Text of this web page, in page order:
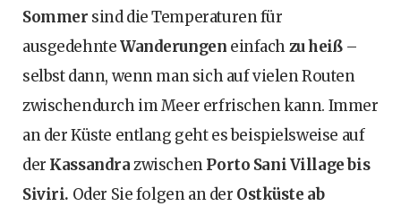
Sommer sind die Temperaturen für
ausgedehnteWanderungen einfachzu heiß–
selbst dann, wenn man sich auf vielen Routen
zwischendurch im Meer erfrischen kann. Immer
an der Küste entlang geht es beispielsweise auf
der KassandrazwischenPorto Sani Village bis
Siviri. Oder Sie folgen an der Ostküste ab